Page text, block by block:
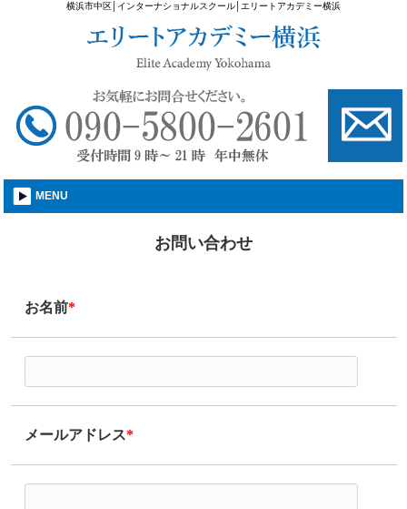
横浜市中区│インターナショナルスクール│エリートアカデミー横浜
MENU
お問い合わせ
お名前*
メールアドレス*